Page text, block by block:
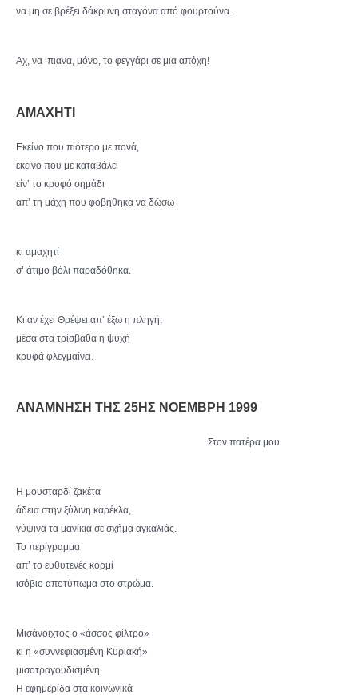
να μη σε βρέξει δάκρυνη σταγόνα από φουρτούνα.
Αχ, να ‘πιανα, μόνο, το φεγγάρι σε μια απόχη!
ΑΜΑΧΗΤΙ
Εκείνο που πιότερο με πονά,
εκείνο που με καταβάλει
είν’ το κρυφό σημάδι
απ’ τη μάχη που φοβήθηκα να δώσω
κι αμαχητί
σ’ άτιμο βόλι παραδόθηκα.
Κι αν έχει Θρέψει απ’ έξω η πληγή,
μέσα στα τρίσβαθα η ψυχή
κρυφά φλεγμαίνει.
ΑΝΑΜΝΗΣΗ ΤΗΣ 25ΗΣ ΝΟΕΜΒΡΗ 1999
Στον πατέρα μου
Η μουσταρδί ζακέτα
άδεια στην ξύλινη καρέκλα,
γύψινα τα μανίκια σε σχήμα αγκαλιάς.
Το περίγραμμα
απ’ το ευθυτενές κορμί
ισόβιο αποτύπωμα στο στρώμα.
Μισάνοιχτος ο «άσσος φίλτρο»
κι η «συννεφιασμένη Κυριακή»
μισοτραγουδισμένη.
Η εφημερίδα στα κοινωνικά